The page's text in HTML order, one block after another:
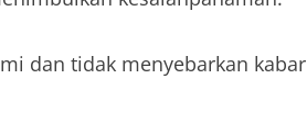
dan tidak menyebarkan kabar